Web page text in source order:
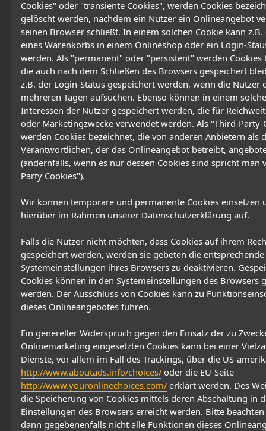
Cookies" oder "transiente Cookies", werden Cookies
gelöscht werden, nachdem ein Nutzer ein Onlineangebot
seinen Browser schließt. In einem solchen Cookie kann
eines Warenkorbs in einem Onlineshop oder ein Login-
werden. Als "permanent" oder "persistent" werden Cookies
die auch nach dem Schließen des Browsers gespeichert
z.B. der Login-Status gespeichert werden, wenn die Nutzer
mehreren Tagen aufsuchen. Ebenso können in einem
Interessen der Nutzer gespeichert werden, die für
oder Marketingzwecke verwendet werden. Als "Third-Party-
werden Cookies bezeichnet, die von anderen Anbietern als
Verantwortlichen, der das Onlineangebot betreibt,
(andernfalls, wenn es nur dessen Cookies sind spricht man
Party Cookies").
Wir können temporäre und permanente Cookies einsetzen
hierüber im Rahmen unserer Datenschutzerklärung auf.
Falls die Nutzer nicht möchten, dass Cookies auf ihrem
gespeichert werden, werden sie gebeten die
Systemeinstellungen ihres Browsers zu deaktivieren.
Cookies können in den Systemeinstellungen des Browsers
werden. Der Ausschluss von Cookies kann zu
dieses Onlineangebotes führen.
Ein genereller Widerspruch gegen den Einsatz der zu
Onlinemarketing eingesetzten Cookies kann bei einer
Dienste, vor allem im Fall des Trackings, über die US-
http://www.aboutads.info/choices/oder die EU-Seite
http://www.youronlinechoices.com/erklärt werden. Des
die Speicherung von Cookies mittels deren Abschaltung in
Einstellungen des Browsers erreicht werden. Bitte beachten
dann gegebenenfalls nicht alle Funktionen dieses